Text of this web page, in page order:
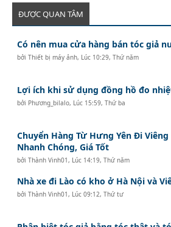
ĐƯỢC QUAN TÂM
Có nên mua cửa hàng bán tóc giả
bởiThiết bị máy ảnh, Lúc 10:29, Thứ năm
Lợi ích khi sử dụng đồng hồ đo
bởi Phương_bilalo, Lúc 15:59, Thứ ba
Chuyển Hàng Từ Hưng Yên Đi Viêng
Nhanh Chóng, Giá Tốt
bởiThành Vinh01, Lúc 14:19, Thứ năm
Nhà xe đi Lào có kho ở Hà Nội và
bởiThành Vinh01, Lúc 09:12, Thứ tư